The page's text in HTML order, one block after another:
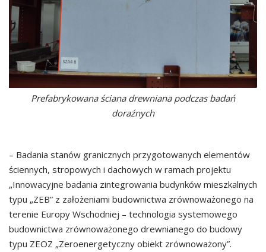
Prefabrykowana ściana drewniana podczas badań
doraźnych
– Badania stanów granicznych przygotowanych elementów
ściennych, stropowych i dachowych w ramach projektu
„Innowacyjne badania zintegrowania budynków mieszkalnych
typu „ZEB” z założeniami budownictwa zrównoważonego na
terenie Europy Wschodniej – technologia systemowego
budownictwa zrównoważonego drewnianego do budowy
typu ZEOZ „Zeroenergetyczny obiekt zrównoważony”.